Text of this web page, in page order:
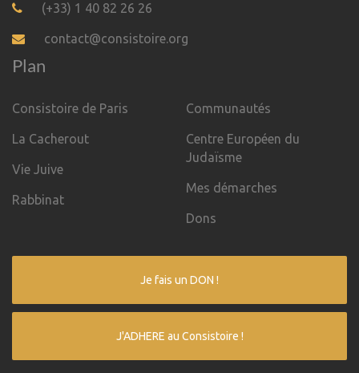
(+33) 1 40 82 26 26
contact@consistoire.org
Plan
Consistoire de Paris
La Cacherout
Vie Juive
Rabbinat
Communautés
Centre Européen du
Judaïsme
Mes démarches
Dons
Je fais un DON !
J'ADHERE au Consistoire !